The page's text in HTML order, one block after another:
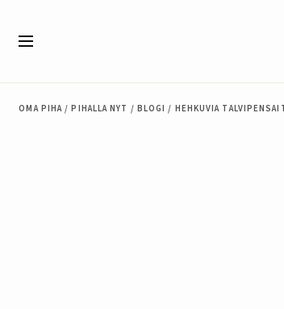
OMA PIHA / PIHALLA NYT / BLOGI / HEHKUVIA